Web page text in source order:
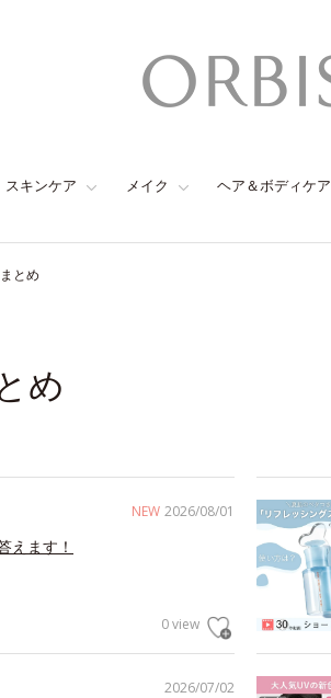
スキンケア メイク ヘア＆ボディケア
とめ
め
NEW 2026/08/01
えます！
0 view
2026/07/02